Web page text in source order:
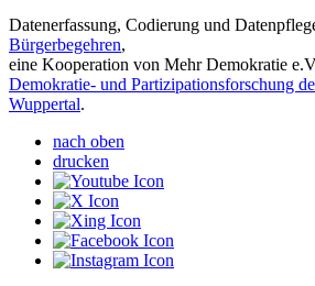
Datenerfassung, Codierung und
Bürgerbegehren,
eine Kooperation von Mehr Demokratie
Demokratie- und Partizipationsforschung
Wuppertal.
nach oben
drucken